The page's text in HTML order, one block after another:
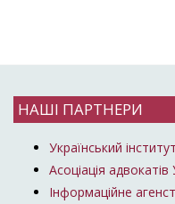
НАШІ ПАРТНЕРИ
Український
Асоціація адвокатів
Інформаційне